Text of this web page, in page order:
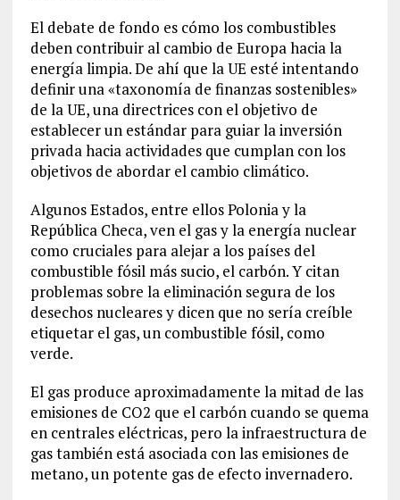
El debate de fondo es cómo los combustibles
deben contribuir al cambio de Europa hacia la
energía limpia. De ahí que la UE esté intentando
definir una «taxonomía de finanzas sostenibles»
de la UE, una directrices con el objetivo de
establecer un estándar para guiar la inversión
privada hacia actividades que cumplan con los
objetivos de abordar el cambio climático.
Algunos Estados, entre ellos Polonia y la
República Checa, ven el gas y la energía nuclear
como cruciales para alejar a los países del
combustible fósil más sucio, el carbón. Y citan
problemas sobre la eliminación segura de los
desechos nucleares y dicen que no sería creíble
etiquetar el gas, un combustible fósil, como
verde.
El gas produce aproximadamente la mitad de las
emisiones de CO2 que el carbón cuando se quema
en centrales eléctricas, pero la infraestructura de
gas también está asociada con las emisiones de
metano, un potente gas de efecto invernadero.